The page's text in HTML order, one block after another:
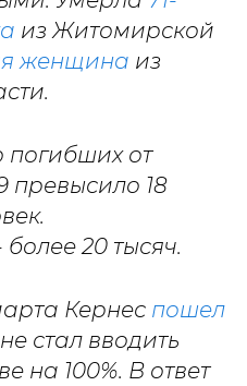
из Житомирской
женщина из
погибших от
превысило 18
20 тысяч.
Кернес пошел
стал вводить
на 100%. В ответ